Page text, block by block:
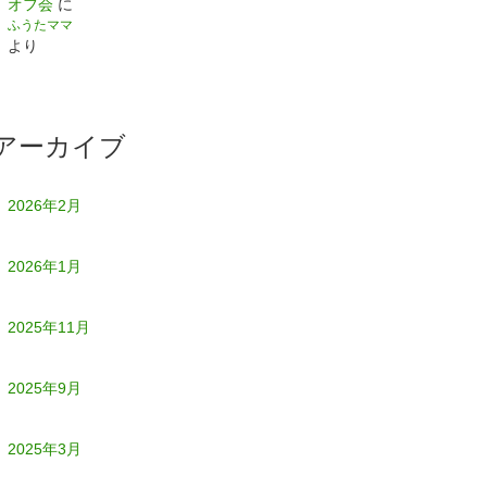
オフ会 に
ふうたママ
より
ーカイブ
2026年2月
2026年1月
2025年11月
2025年9月
2025年3月